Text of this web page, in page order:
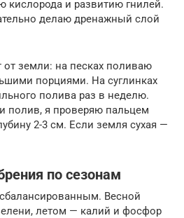
кислорода и развитию гнилей.
делаю дренажный слой
земли: на песках поливаю
порциями. На суглинках
полива раз в неделю.
полив, я проверяю пальцем
2-3 см. Если земля сухая —
по сезонам
Весной
летом — калий и фосфор